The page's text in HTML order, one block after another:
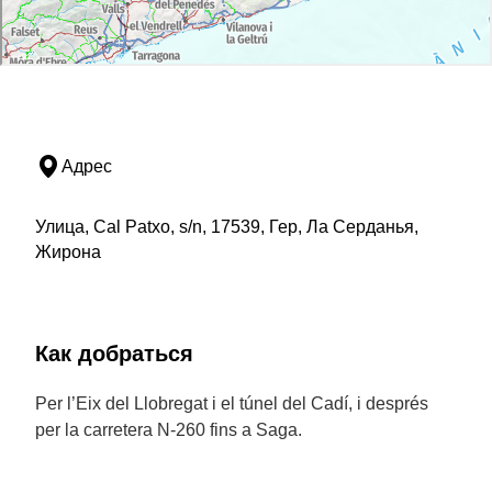
Адрес
Улица, Cal Patxo, s/n, 17539, Гер, Ла Серданья,
Жирона
Как добраться
Per l’Eix del Llobregat i el túnel del Cadí, i després
per la carretera N-260 fins a Saga.